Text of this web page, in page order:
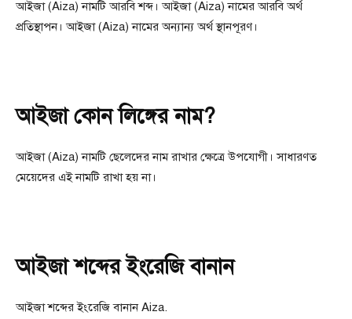
আইজা (Aiza) নামটি আরবি শব্দ। আইজা (Aiza) নামের আরবি অর্থ
প্রতিস্থাপন। আইজা (Aiza) নামের অন্যান্য অর্থ স্থানপূরণ।
আইজা কোন লিঙ্গের নাম?
আইজা (Aiza) নামটি ছেলেদের নাম রাখার ক্ষেত্রে উপযোগী। সাধারণত
মেয়েদের এই নামটি রাখা হয় না।
আইজা শব্দের ইংরেজি বানান
আইজা শব্দের ইংরেজি বানান Aiza.